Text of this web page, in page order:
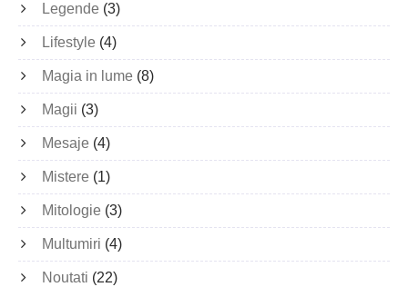
Legende (3)
Lifestyle (4)
Magia in lume (8)
Magii (3)
Mesaje (4)
Mistere (1)
Mitologie (3)
Multumiri (4)
Noutati (22)